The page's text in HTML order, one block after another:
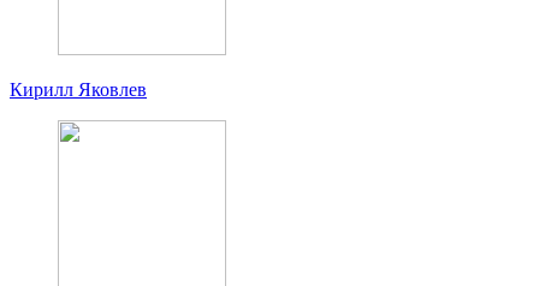
Кирилл Яковлев